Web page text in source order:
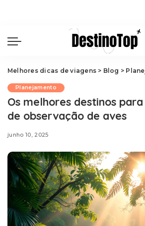
Melhores dicas de viagens > Blog >
Planejamento
Os melhores destinos
de observação de aves
junho 10, 2025